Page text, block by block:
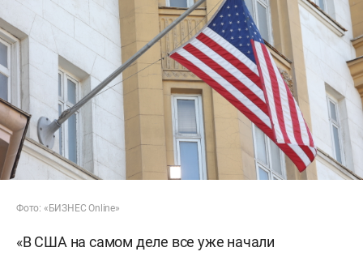
Фото: «БИЗНЕС Online»
«В США на самом деле все уже начали